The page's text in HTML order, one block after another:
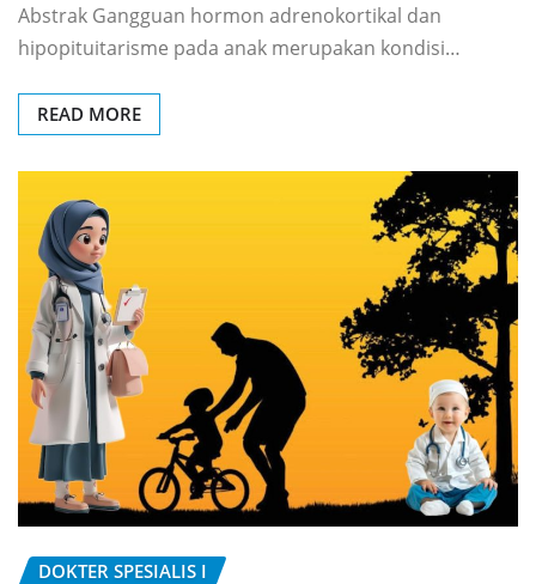
Abstrak Gangguan hormon adrenokortikal dan
hipopituitarisme pada anak merupakan kondisi…
READ MORE
DOKTER SPESIALIS I